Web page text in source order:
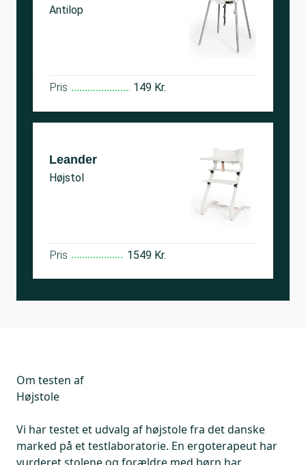
Antilop
Pris 149 Kr.
Leander
Højstol
Pris 1549 Kr.
Om testen af
Højstole
Vi har testet et udvalg af højstole fra det danske
marked på et testlaboratorie. En ergoterapeut har